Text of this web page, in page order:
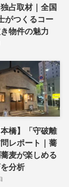
占取材｜全国
がつくるコー
物件の魅力
本橋】「守破離
レポート｜蕎
麦が楽しめる
分析